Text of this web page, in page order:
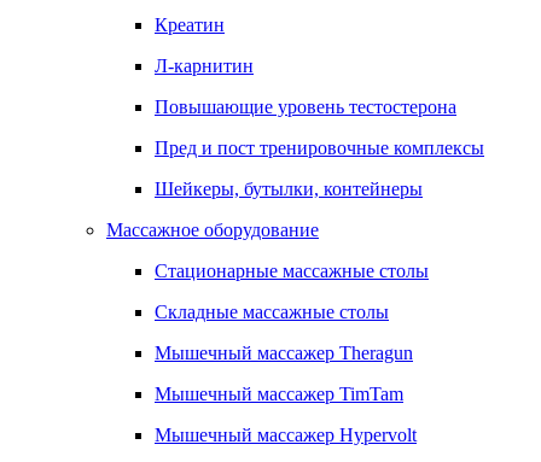
Креатин
Л-карнитин
Повышающие уровень тестостерона
Пред и пост тренировочные комплексы
Шейкеры, бутылки, контейнеры
Массажное оборудование
Стационарные массажные столы
Складные массажные столы
Мышечный массажер Theragun
Мышечный массажер TimTam
Мышечный массажер Hypervolt